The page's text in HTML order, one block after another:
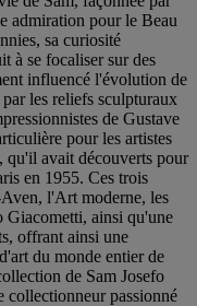
admiration pour le Beau
sa curiosité
à se focaliser sur des
influencé l'évolution de
les reliefs sculpturaux
de Gustave
pour les artistes
qu'il avait découverts pour
en 1955. Ces trois
l'Art moderne, les
Giacometti, ainsi qu'une
offrant ainsi une
du monde entier de
de Sam Josefo
passionné